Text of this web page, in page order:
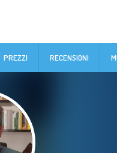
PREZZI RECENSIONI